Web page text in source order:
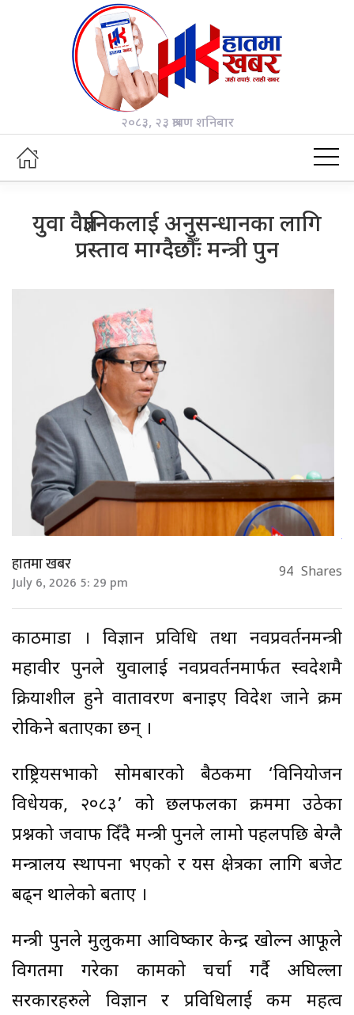
२०८३, २३ श्रावण शनिबार
युवा वैज्ञानिकलाई अनुसन्धानका लागि
प्रस्ताव माग्दैछौँः मन्त्री पुन
हातमा खबर
July 6, 2026 5: 29 pm 94 Shares
काठमाडौँ । विज्ञान प्रविधि तथा नवप्रवर्तनमन्त्री
महावीर पुनले युवालाई नवप्रवर्तनमार्फत स्वदेशमै
क्रियाशील हुने वातावरण बनाइए विदेश जाने क्रम
रोकिने बताएका छन् ।
राष्ट्रियसभाको सोमबारको बैठकमा ‘विनियोजन
विधेयक, २०८३’ को छलफलका क्रममा उठेका
प्रश्नको जवाफ दिँदै मन्त्री पुनले लामो पहलपछि बेग्लै
मन्त्रालय स्थापना भएको र यस क्षेत्रका लागि बजेट
बढ्न थालेको बताए ।
मन्त्री पुनले मुलुकमा आविष्कार केन्द्र खोल्न आफूले
विगतमा गरेका कामको चर्चा गर्दै अघिल्ला
सरकारहरुले विज्ञान र प्रविधिलाई कम महत्व